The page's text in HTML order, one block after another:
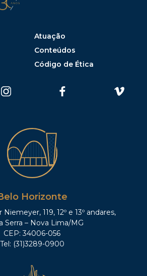
Atuação
Conteúdos
Código de Ética
Horizonte
119, 12º e 13º andares,
Serra – Nova Lima/MG
CEP: 34006-056
Tel: (31)3289-0900